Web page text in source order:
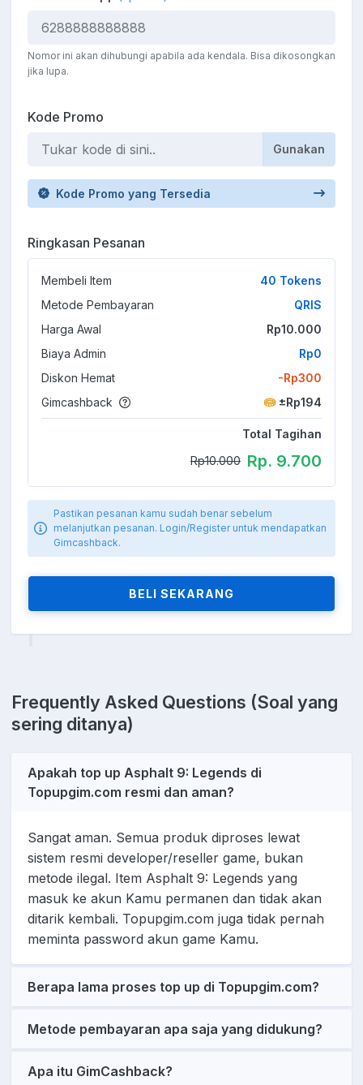
Nomor ini akan dihubungi apabila ada kendala. Bisa dikosongkan
jika lupa.
Kode Promo
Gunakan
Kode Promo yang Tersedia
Ringkasan Pesanan
Membeli Item
40 Tokens
Metode Pembayaran
QRIS
Harga Awal
Rp10.000
Biaya Admin
Rp0
Diskon Hemat
-Rp300
Gimcashback
±Rp194
Total Tagihan
Rp10.000 Rp. 9.700
Pastikan pesanan kamu sudah benar sebelum
melanjutkan pesanan. Login/Register untuk mendapatkan
Gimcashback.
BELI SEKARANG
Frequently Asked Questions (Soal yang
sering ditanya)
Apakah top up Asphalt 9: Legends di
Topupgim.com resmi dan aman?
Sangat aman. Semua produk diproses lewat
sistem resmi developer/reseller game, bukan
metode ilegal. Item Asphalt 9: Legends yang
masuk ke akun Kamu permanen dan tidak akan
ditarik kembali. Topupgim.com juga tidak pernah
meminta password akun game Kamu.
Berapa lama proses top up di Topupgim.com?
Metode pembayaran apa saja yang didukung?
Apa itu GimCashback?